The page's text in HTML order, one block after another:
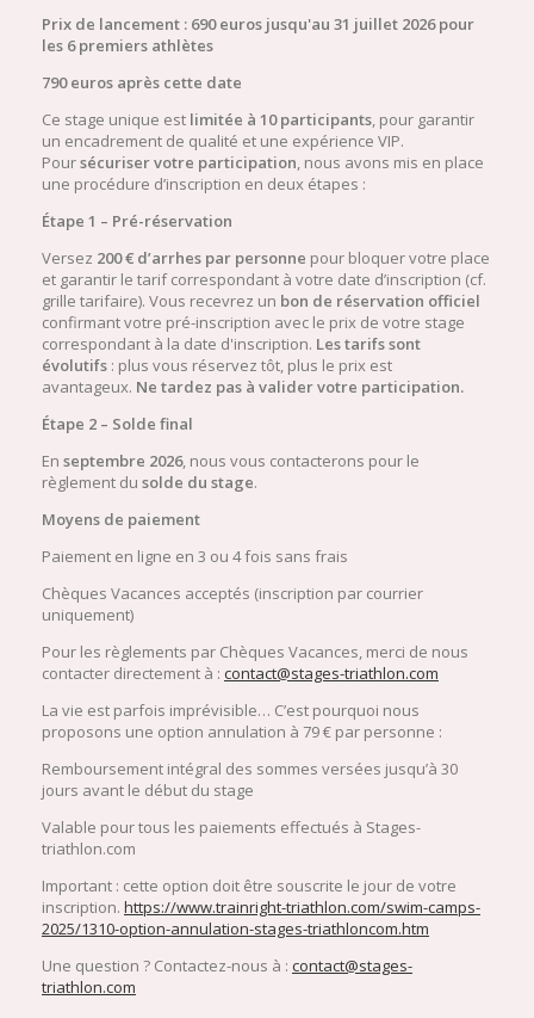
Prix de lancement : 690 euros jusqu'au 31 juillet 2026 pour
les 6 premiers athlètes
790 euros après cette date
Ce stage unique est limitée à 10 participants, pour garantir
un encadrement de qualité et une expérience VIP.
Poursécuriser votre participation, nous avons mis en place
une procédure d’inscription en deux étapes :
Étape 1 – Pré-réservation
Versez 200 € d’arrhes par personne pour bloquer votre place
et garantir le tarif correspondant à votre date d’inscription (cf.
grille tarifaire). Vous recevrez un bon de réservation officiel
confirmant votre pré-inscription avec le prix de votre stage
correspondant à la date d'inscription. Les tarifs sont
évolutifs : plus vous réservez tôt, plus le prix est
avantageux. Ne tardez pas à valider votre participation.
Étape 2 – Solde final
En septembre 2026, nous vous contacterons pour le
règlement du solde du stage.
Moyens de paiement
Paiement en ligne en 3 ou 4 fois sans frais
Chèques Vacances acceptés (inscription par courrier
uniquement)
Pour les règlements par Chèques Vacances, merci de nous
contacter directement à : contact@stages-triathlon.com
La vie est parfois imprévisible… C’est pourquoi nous
proposons une option annulation à 79 € par personne :
Remboursement intégral des sommes versées jusqu’à 30
jours avant le début du stage
Valable pour tous les paiements effectués à Stages-
triathlon.com
Important : cette option doit être souscrite le jour de votre
inscription. https://www.trainright-triathlon.com/swim-camps-
2025/1310-option-annulation-stages-triathloncom.htm
Une question ? Contactez-nous à : contact@stages-
triathlon.com